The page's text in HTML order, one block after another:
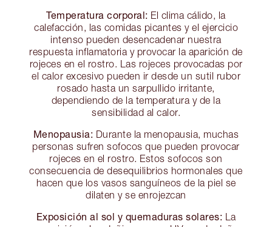
Temperatura corporal: El clima cálido, la
calefacción, las comidas picantes y el ejercicio
intenso pueden desencadenar nuestra
respuesta inflamatoria y provocar la aparición de
rojeces en el rostro. Las rojeces provocadas por
el calor excesivo pueden ir desde un sutil rubor
rosado hasta un sarpullido irritante,
dependiendo de la temperatura y de la
sensibilidad al calor.
Menopausia: Durante la menopausia, muchas
personas sufren sofocos que pueden provocar
rojeces en el rostro. Estos sofocos son
consecuencia de desequilibrios hormonales que
hacen que los vasos sanguíneos de la piel se
dilaten y se enrojezcan
Exposición al sol y quemaduras solares: La